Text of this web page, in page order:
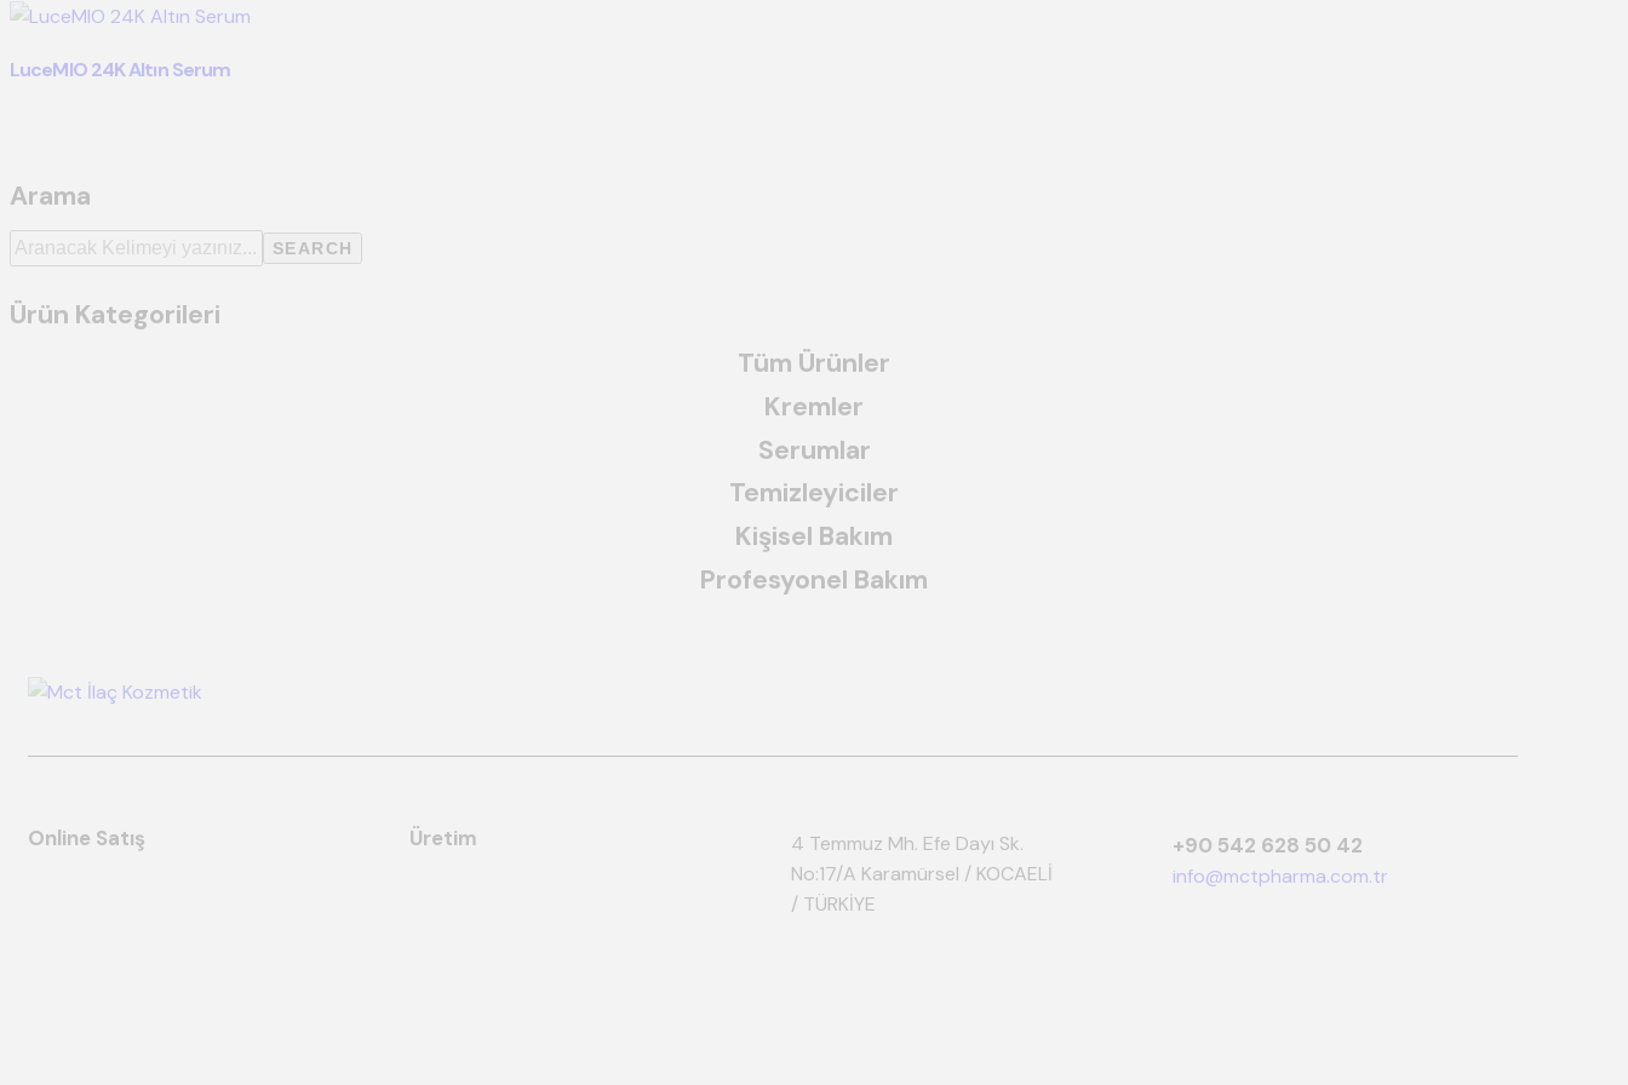
LuceMIO 24K Altın Serum
Arama
SEARCH
Ürün Kategorileri
Tüm Ürünler
Kremler
Serumlar
Temizleyiciler
Kişisel Bakım
Profesyonel Bakım
Online Satış Üretim
4 Temmuz Mh. Efe Dayı Sk.
No:17/A Karamürsel / KOCAELİ
/ TÜRKİYE
+90 542 628 50 42
info@mctpharma.com.tr